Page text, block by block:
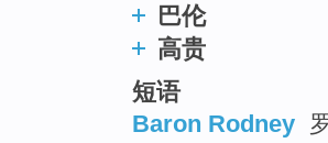
巴伦
高贵
短语
Baron Rodney